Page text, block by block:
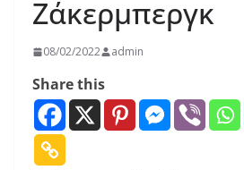
Ζάκερμπεργκ
08/02/2022 admin
Share this